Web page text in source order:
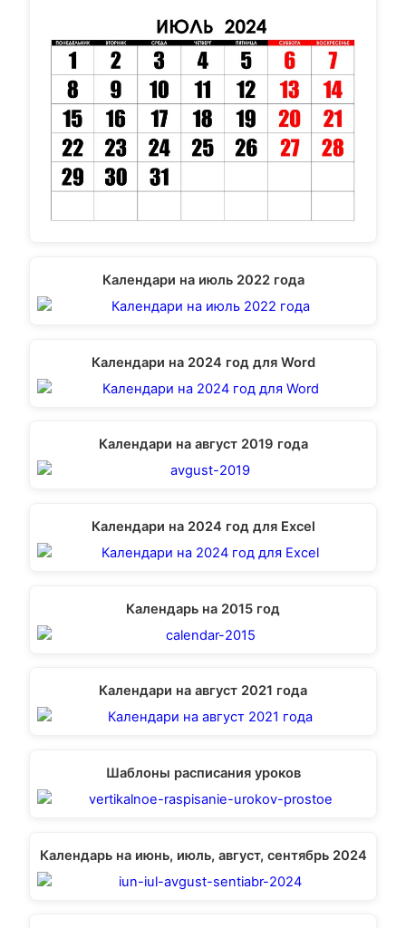
Календари на июль 2022 года
Календари на 2024 год для Word
Календари на август 2019 года
Календари на 2024 год для Excel
Календарь на 2015 год
Календари на август 2021 года
Шаблоны расписания уроков
Календарь на июнь, июль, август, сентябрь 2024